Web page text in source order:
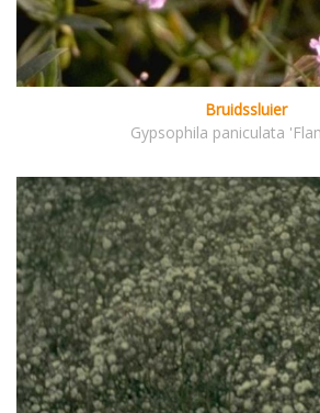
Bruidssluier
Gypsophila paniculata